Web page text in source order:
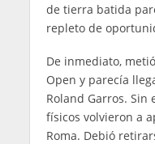
de tierra batida
repleto de
De inmediato,
Open y parecía
Roland Garros. Sin
físicos volvieron a
Roma. Debió